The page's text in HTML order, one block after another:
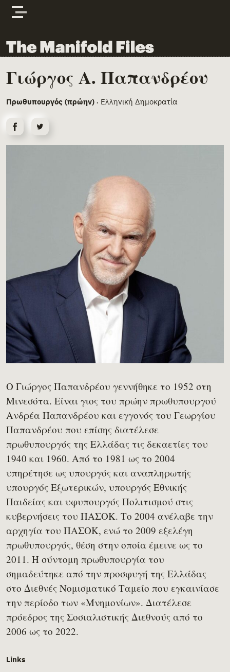
Skip to content
The Manifold Files
Main Page Content
Γιώργος Α. Παπανδρέου
Πρωθυπουργός (πρώην) • Ελληνική Δημοκρατία
Ο Γιώργος Παπανδρέου γεννήθηκε το 1952 στη
Μινεσότα. Είναι γιος του πρώην πρωθυπουργού
Ανδρέα Παπανδρέου και εγγονός του Γεωργίου
Παπανδρέου που επίσης διατέλεσε
πρωθυπουργός της Ελλάδας τις δεκαετίες του
1940 και 1960. Από το 1981 ως το 2004
υπηρέτησε ως υπουργός και αναπληρωτής
υπουργός Εξωτερικών, υπουργός Εθνικής
Παιδείας και υφυπουργός Πολιτισμού στις
κυβερνήσεις του ΠΑΣΟΚ. Το 2004 ανέλαβε την
αρχηγία του ΠΑΣΟΚ, ενώ το 2009 εξελέγη
πρωθυπουργός, θέση στην οποία έμεινε ως το
2011. Η σύντομη πρωθυπουργία του
σημαδεύτηκε από την προσφυγή της Ελλάδας
στο Διεθνές Νομισματικό Ταμείο που εγκαινίασε
την περίοδο των «Μνημονίων». Διατέλεσε
πρόεδρος της Σοσιαλιστικής Διεθνούς από το
2006 ως το 2022.
Links